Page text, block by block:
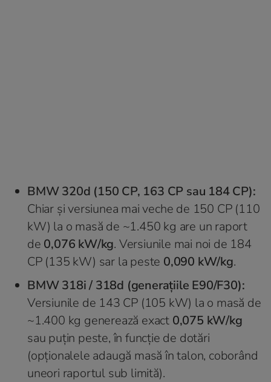
BMW 320d (150 CP, 163 CP sau 184 CP):
Chiar și versiunea mai veche de 150 CP (110
kW) la o masă de ~1.450 kg are un raport
de 0,076 kW/kg. Versiunile mai noi de 184
CP (135 kW) sar la peste 0,090 kW/kg.
BMW 318i / 318d (generațiile E90/F30):
Versiunile de 143 CP (105 kW) la o masă de
~1.400 kg generează exact 0,075 kW/kg
sau puțin peste, în funcție de dotări
(opționalele adaugă masă în talon, coborând
uneori raportul sub limită).